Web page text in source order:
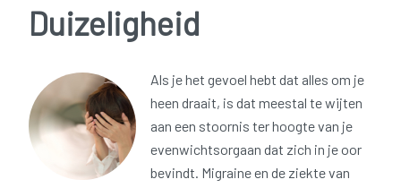
Duizeligheid
Als je het gevoel hebt dat alles om je
heen draait, is dat meestal te wijten
aan een stoornis ter hoogte van je
evenwichtsorgaan dat zich in je oor
bevindt. Migraine en de ziekte van